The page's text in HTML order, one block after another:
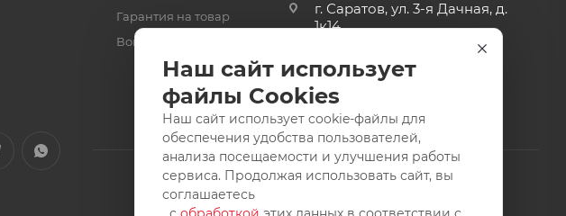
Гарантия на товар
Вопрос-ответ
г. Саратов, ул. 3-я Дачная, д.
1к14
Наш сайт использует
файлы Cookies
Наш сайт использует cookie-файлы для
обеспечения удобства пользователей,
анализа посещаемости и улучшения работы
сервиса. Продолжая использовать сайт, вы
соглашаетесь